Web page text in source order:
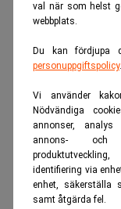
val när som helst
webbplats.
Du kan fördjupa
personuppgiftspolicy.
Vi använder
Nödvändiga
annonser, analys
annons- och
identifiering via
enhet, säkerställa
samt åtgärda fel.